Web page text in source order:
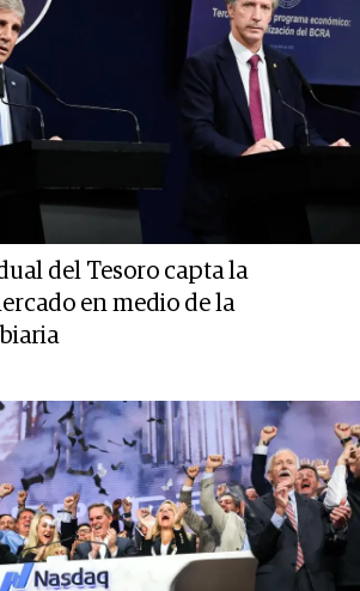
del Tesoro capta la
en medio de la